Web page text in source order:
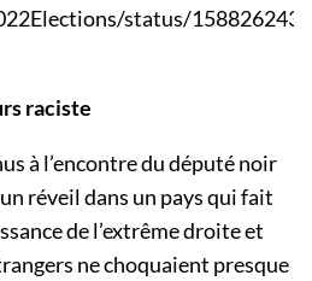
status/
raciste
à l’encontre du député noir
réveil dans un pays qui fait
de l’extrême droite et
ne choquaient presque